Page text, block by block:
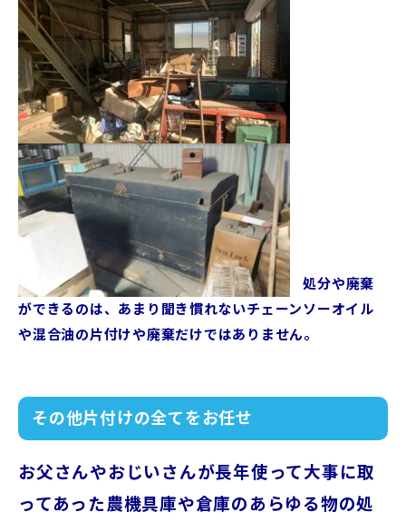
処分や廃棄
ができるのは、あまり聞き慣れないチェーンソーオイル
や混合油の片付けや廃棄だけではありません。
その他片付けの全てをお任せ
お父さんやおじいさんが長年使って大事に取
ってあった農機具庫や倉庫のあらゆる物の処